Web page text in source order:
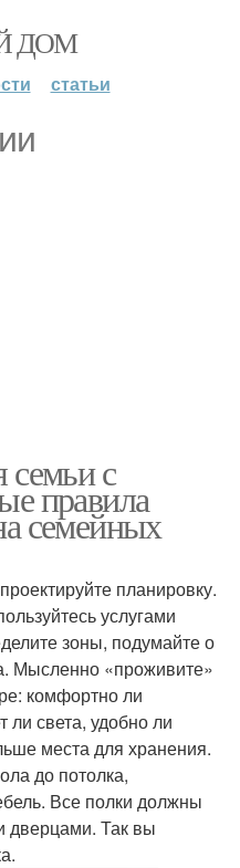
ДОМ
статьи
семьи с
правила
семейных
планировку.
услугами
зоны, подумайте о
Мысленно «проживите»
комфортно ли
ли света, удобно ли
места для хранения.
до потолка,
Все полки должны
дверцами. Так вы